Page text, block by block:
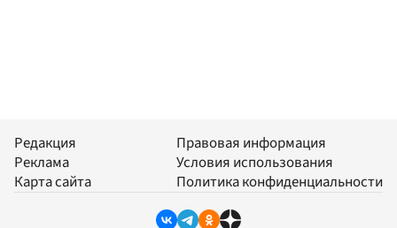
Редакция
Реклама
Карта сайта
Правовая информация
Условия использования
Политика конфиденциальности